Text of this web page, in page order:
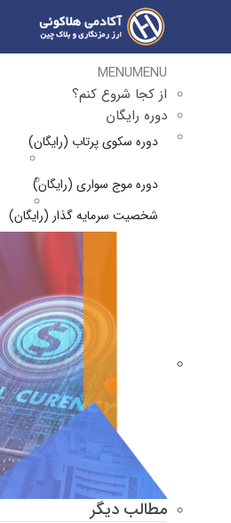
MENUMENU
از کجا شروع کنم؟
دوره رایگان
دوره سکوی پرتاب (رایگان)
دوره موج سواری (رایگان)
شخصیت سرمایه گذار (رایگان)
مطالب دیگر